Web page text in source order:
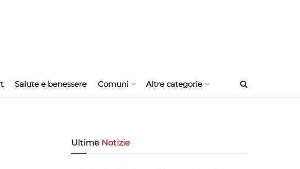
Salute e benessere Comuni Altre categorie
Ultime Notizie